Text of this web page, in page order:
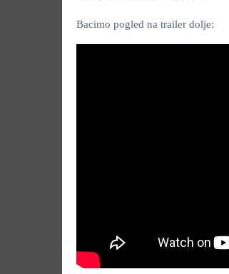
Bacimo pogled na trailer dolje: